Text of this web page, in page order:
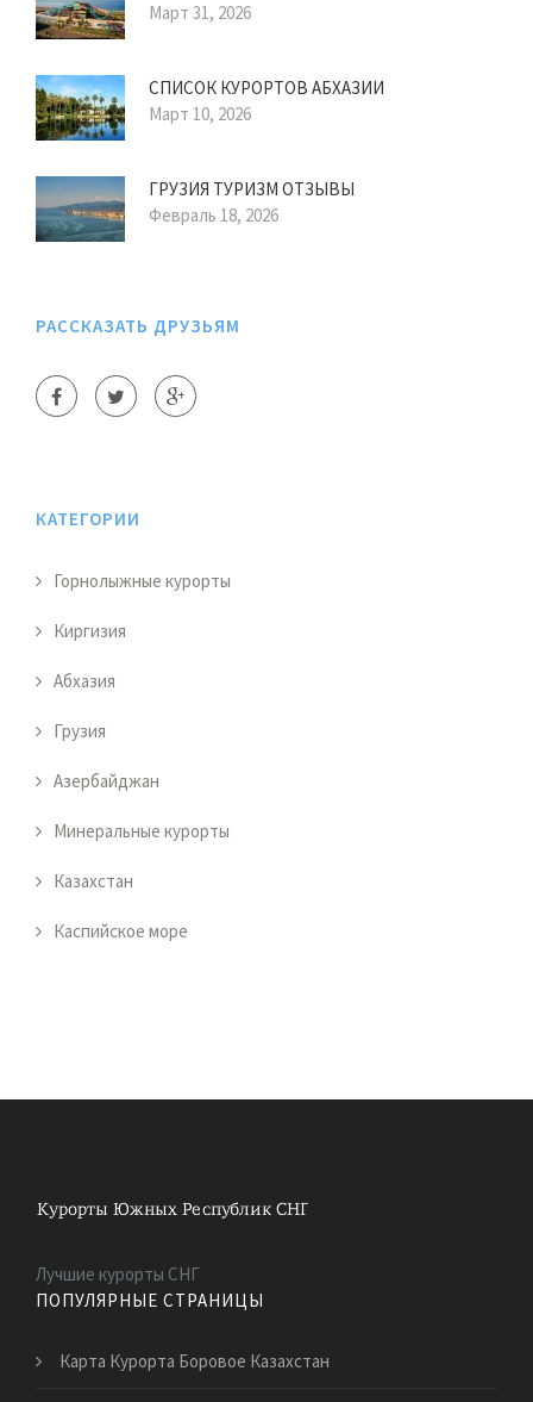
Март 31, 2026
СПИСОК КУРОРТОВ АБХАЗИИ
Март 10, 2026
ГРУЗИЯ ТУРИЗМ ОТЗЫВЫ
Февраль 18, 2026
РАССКАЗАТЬ ДРУЗЬЯМ
КАТЕГОРИИ
Горнолыжные курорты
Киргизия
Абхазия
Грузия
Азербайджан
Минеральные курорты
Казахстан
Каспийское море
Лучшие курорты СНГ
ПОПУЛЯРНЫЕ СТРАНИЦЫ
Карта Курорта Боровое Казахстан